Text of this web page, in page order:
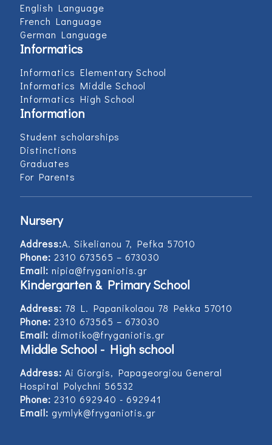
English Language
French Language
German Language
Informatics
Informatics Elementary School
Informatics Middle School
Informatics High School
Information
Student scholarships
Distinctions
Graduates
For Parents
Nursery
Address:Α. Sikelianou 7, Pefka 57010
Phone: 2310 673565 – 673030
Email: nipia@fryganiotis.gr
Kindergarten & Primary School
Address: 78 L. Papanikolaou 78 Pekka 57010
Phone: 2310 673565 – 673030
Email: dimotiko@fryganiotis.gr
Middle School - High school
Address: Ai Giorgis, Papageorgiou General
Hospital Polychni 56532
Phone: 2310 692940 - 692941
Email: gymlyk@fryganiotis.gr